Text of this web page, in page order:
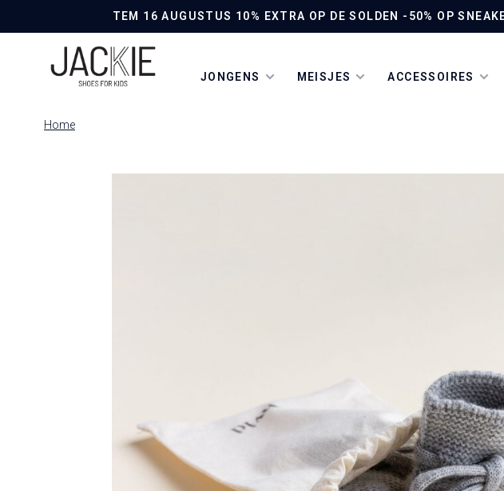
TEM 16 AUGUSTUS 10% EXTRA OP DE SOLDEN -50% OP
JONGENS MEISJES ACCESSOIRES
Home